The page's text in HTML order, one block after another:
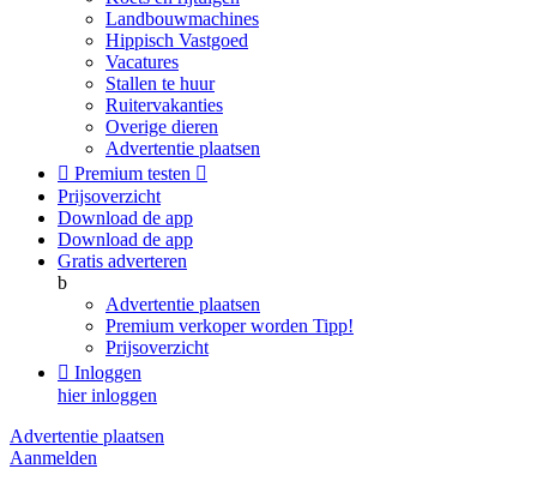
Landbouwmachines
Hippisch Vastgoed
Vacatures
Stallen te huur
Ruitervakanties
Overige dieren
Advertentie plaatsen
 Premium testen 
Prijsoverzicht
Download de app
Download de app
Gratis adverteren
b
Advertentie plaatsen
Premium verkoper worden Tipp!
Prijsoverzicht
 Inloggen
hier inloggen
Advertentie plaatsen
Aanmelden